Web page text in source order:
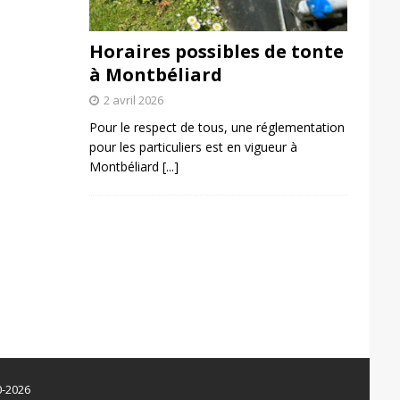
Horaires possibles de tonte
à Montbéliard
2 avril 2026
Pour le respect de tous, une réglementation
pour les particuliers est en vigueur à
Montbéliard [...]
2026